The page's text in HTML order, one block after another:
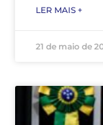
LER MAIS +
21 de maio de